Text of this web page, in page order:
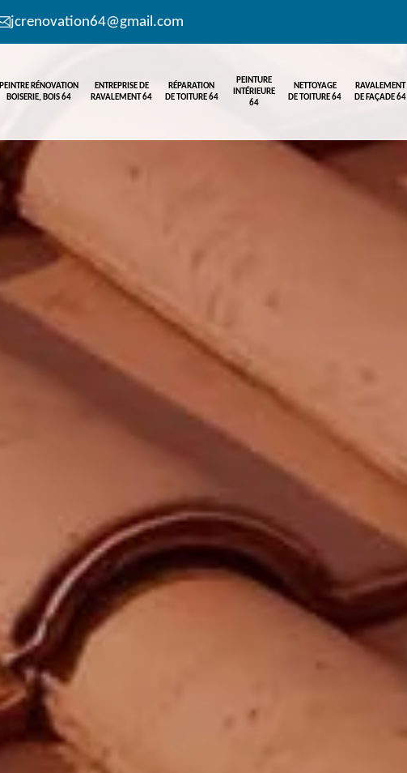
jcrenovation64@gmail.com
PEINTRE RÉNOVATION
BOISERIE, BOIS 64
ENTREPRISE DE
RAVALEMENT 64
RÉPARATION
DE TOITURE 64
PEINTURE
INTÉRIEURE
64
NETTOYAGE
DE TOITURE 64
RAVALEMENT
DE FAÇADE 64